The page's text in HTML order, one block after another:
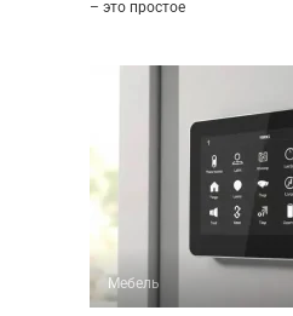
– это простое
Мебель